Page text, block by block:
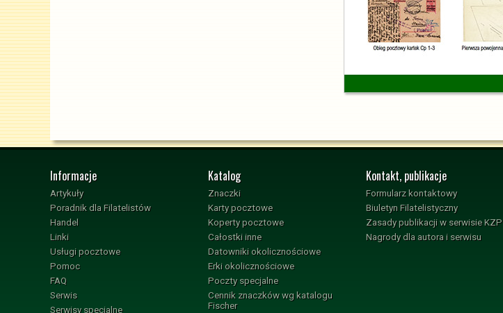
Informacje
Artykuły
Poradnik dla Filatelistów
Handel
Linki
Usługi pocztowe
Pomoc
FAQ
Serwis
Serwisy specjalne
Katalog
Znaczki
Karty pocztowe
Koperty pocztowe
Całostki inne
Datowniki okolicznościowe
Erki okolicznościowe
Poczty specjalne
Cennik znaczków wg katalogu
Fischer
Kontakt, publikacje
Formularz kontaktowy
Biuletyn Filatelistyczny
Zasady publikacji w serwisie KZP
Nagrody dla autora i serwisu